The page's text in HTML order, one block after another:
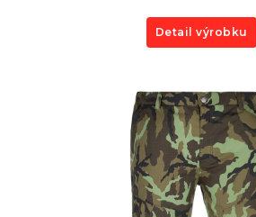
Detail výrobku